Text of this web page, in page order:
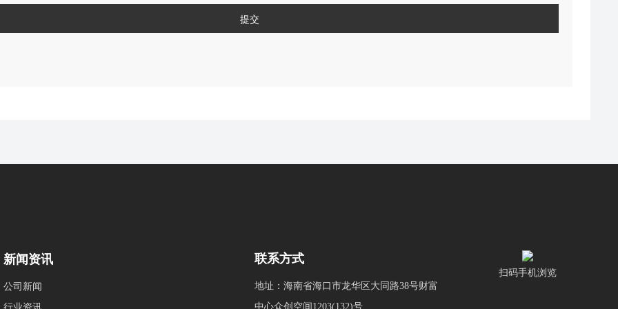
提交
新闻资讯
公司新闻
联系方式
地址：海南省海口市龙华区大同路38号财富
中心众创空间1203(132)号
扫码手机浏览